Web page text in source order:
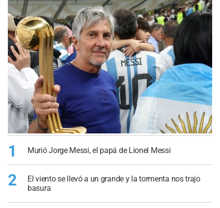
1 Murió Jorge Messi, el papá de Lionel Messi
2
El viento se llevó a un grande y la tormenta nos trajo
basura